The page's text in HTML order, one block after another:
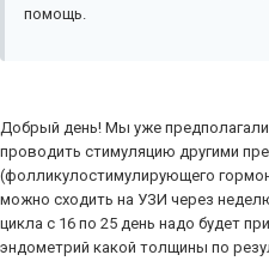
помощь.
Добрый день! Мы уже предполагали
проводить стимуляцию другими
(фолликулостимулирующего
можно сходить на УЗИ через
цикла с 16 по 25 день надо будет
эндометрий какой толщины по